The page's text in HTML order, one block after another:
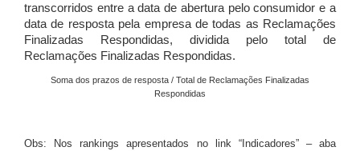
transcorridos entre a data de abertura pelo consumidor e a
data de resposta pela empresa de todas as Reclamações
Finalizadas Respondidas, dividida pelo total de
Reclamações Finalizadas Respondidas.
Soma dos prazos de resposta / Total de Reclamações Finalizadas
Respondidas
Obs: Nos rankings apresentados no link “Indicadores” – aba